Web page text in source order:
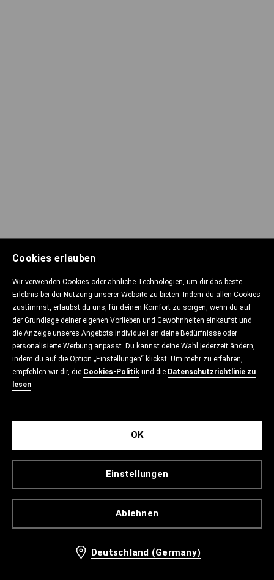
Cookies erlauben
Wir verwenden Cookies oder ähnliche Technologien, um dir das beste
Erlebnis bei der Nutzung unserer Website zu bieten. Indem du allen Cookies
zustimmst, erlaubst du uns, für deinen Komfort zu sorgen, wenn du auf
der Grundlage deiner eigenen Vorlieben und Gewohnheiten einkaufst und
die Anzeige unseres Angebots individuell an deine Bedürfnisse oder
personalisierte Werbung anpasst. Du kannst deine Wahl jederzeit ändern,
indem du auf die Option „Einstellungen“ klickst. Um mehr zu erfahren,
empfehlen wir dir, die Cookies-Politik und die Datenschutzrichtlinie zu
lesen.
Ablehnen
Einstellungen
OK
Deutschland (Germany)